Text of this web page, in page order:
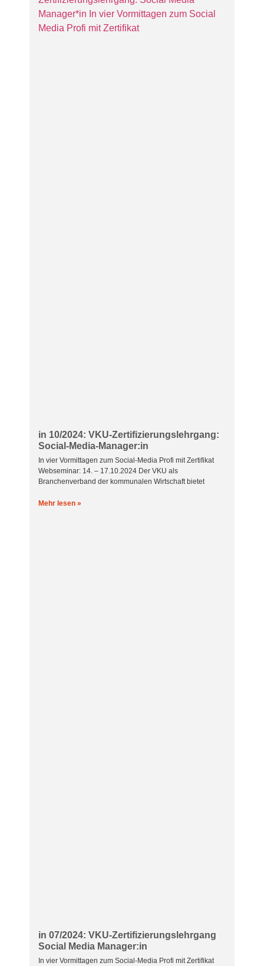
in 10/2024: VKU-Zertifizierungslehrgang:
Social-Media-Manager:in
In vier Vormittagen zum Social-Media Profi mit Zertifikat
Webseminar: 14. – 17.10.2024 Der VKU als
Branchenverband der kommunalen Wirtschaft bietet
Mehr lesen »
in 07/2024: VKU-Zertifizierungslehrgang
Social Media Manager:in
In vier Vormittagen zum Social-Media Profi mit Zertifikat